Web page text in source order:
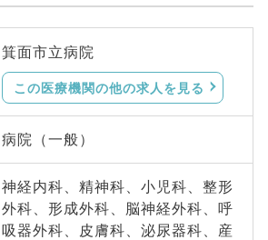
箕面市立病院
この医療機関の他の求人を見る
病院（一般）
神経内科、精神科、小児科、整形
外科、形成外科、脳神経外科、呼
吸器外科、皮膚科、泌尿器科、産